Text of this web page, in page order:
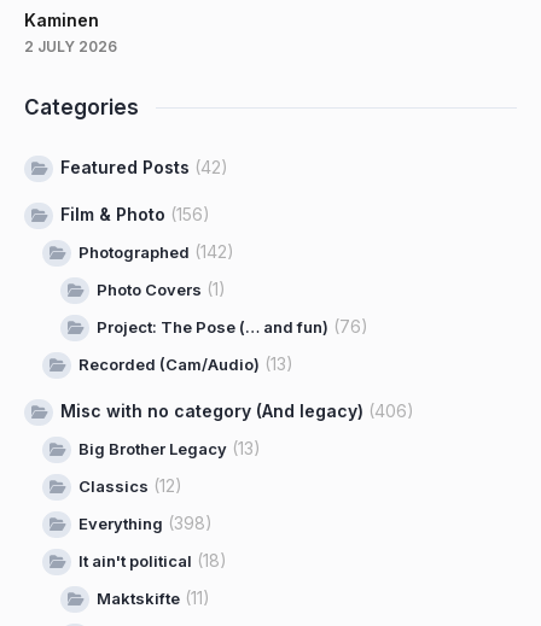
Kaminen
2 JULY 2026
Categories
Featured Posts (42)
Film & Photo (156)
Photographed (142)
Photo Covers (1)
Project: The Pose (… and fun) (76)
Recorded (Cam/Audio) (13)
Misc with no category (And legacy) (406)
Big Brother Legacy (13)
Classics (12)
Everything (398)
It ain't political (18)
Maktskifte (11)